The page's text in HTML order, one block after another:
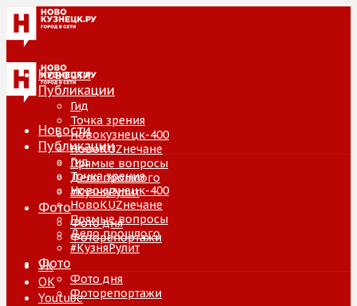
Новости
Публикации
Гид
Точка зрения
Новокузнецк-400
НовоKUZнечане
Прямые вопросы
Дело прошлого
#КузняРулит
Фото
Фото дня
Фоторепортажи
VK
ОК
Youtube
Новости
Публикации
Гид
Точка зрения
Новокузнецк-400
НовоKUZнечане
Прямые вопросы
Дело прошлого
#КузняРулит
Фото
Фото дня
Фоторепортажи